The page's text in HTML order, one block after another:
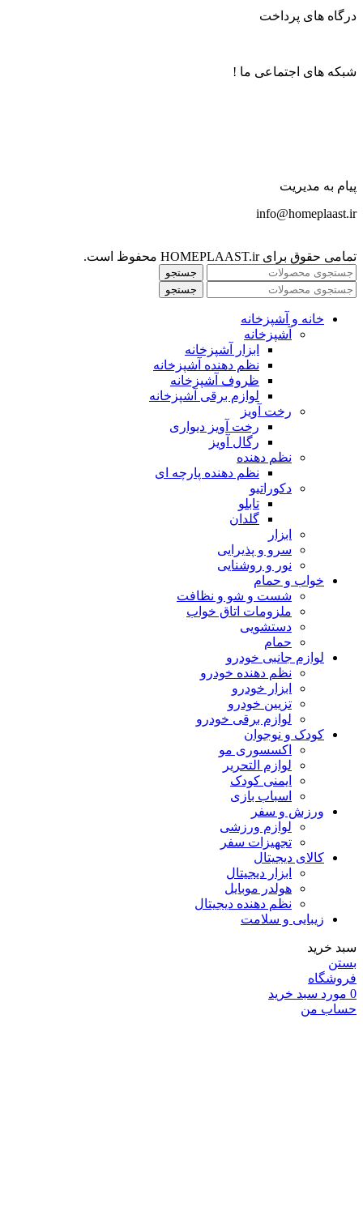
درگاه های پرداخت
شبکه های اجتماعی ما !
پیام به مدیریت
info@homeplaast.ir
تمامی حقوق برای HOMEPLAAST.ir محفوظ است.
جستجو
جستجو
خانه و آشپزخانه
آشپزخانه
ابزار آشپزخانه
نظم دهنده آشپزخانه
ظروف آشپزخانه
لوازم برقی آشپزخانه
رخت آویز
رخت آویز دیواری
رگال آویز
نظم دهنده
نظم دهنده پارچه ای
دکوراتیو
تابلو
گلدان
ابزار
سرو و پذیرایی
نور و روشنایی
خواب و حمام
شست و شو و نظافت
ملزومات اتاق خواب
دستشویی
حمام
لوازم جانبی خودرو
نظم دهنده خودرو
ابزار خودرو
تزیین خودرو
لوازم برقی خودرو
کودک و نوجوان
اکسسوری مو
لوازم التحریر
ایمنی کودک
اسباب بازی
ورزش و سفر
لوازم ورزشی
تجهیزات سفر
کالای دیجیتال
ابزار دیجیتال
هولدر موبایل
نظم دهنده دیجیتال
زیبایی و سلامت
سبد خرید
بستن
فروشگاه
0 مورد سبد خرید
حساب من